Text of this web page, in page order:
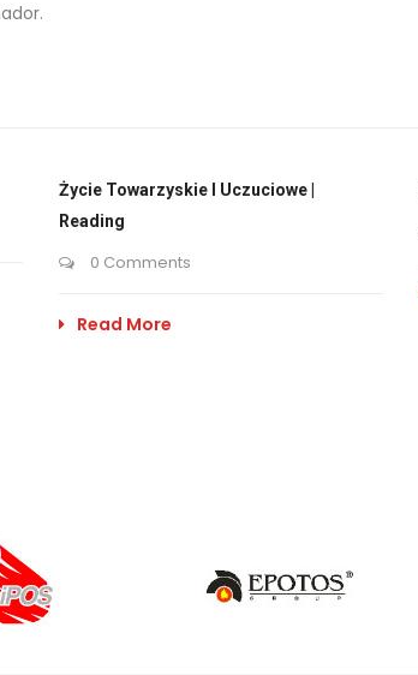
Życie Towarzyskie I Uczuciowe |
Reading
0 Comments
Read More